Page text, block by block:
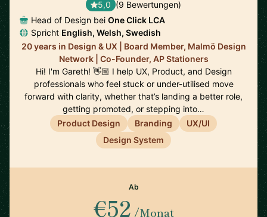
5,0 (9 Bewertungen)
Head of Design bei One Click LCA
Spricht English, Welsh, Swedish
20 years in Design & UX | Board Member, Malmö Design
Network | Co-Founder, AP Stationers
Hi! I'm Gareth! 👋🏼 I help UX, Product, and Design
professionals who feel stuck or under-utilised move
forward with clarity, whether that’s landing a better role,
getting promoted, or stepping into…
Product Design
Branding
UX/UI
Design System
Ab
€52 /Monat